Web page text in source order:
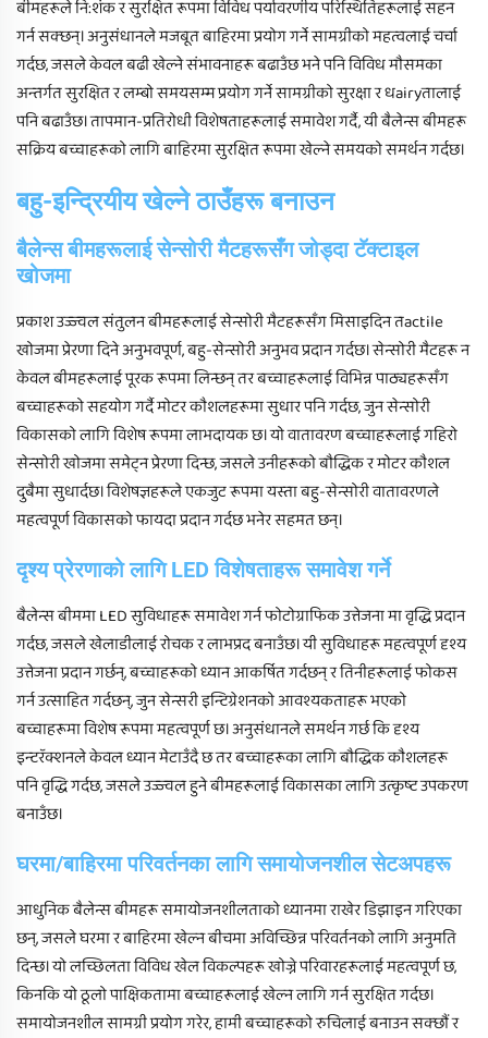
बीमहरूले नि:शंक र सुरक्षित रूपमा विविध पर्यावरणीय परिस्थितिहरूलाई सहन
गर्न सक्छन्। अनुसंधानले मजबूत बाहिरमा प्रयोग गर्ने सामग्रीको महत्वलाई चर्चा
गर्दछ, जसले केवल बढी खेल्ने संभावनाहरू बढाउँछ भने पनि विविध मौसमका
अन्तर्गत सुरक्षित र लम्बो समयसम्म प्रयोग गर्ने सामग्रीको सुरक्षा र धairyतालाई
पनि बढाउँछ। तापमान-प्रतिरोधी विशेषताहरूलाई समावेश गर्दै, यी बैलेन्स बीमहरू
सक्रिय बच्चाहरूको लागि बाहिरमा सुरक्षित रूपमा खेल्ने समयको समर्थन गर्दछ।
बहु-इन्द्रियीय खेल्ने ठाउँहरू बनाउन
बैलेन्स बीमहरूलाई सेन्सोरी मैटहरूसँग जोड्दा टॅक्टाइल
खोजमा
प्रकाश उज्ज्वल संतुलन बीमहरूलाई सेन्सोरी मैटहरूसँग मिसाइदिन तactile
खोजमा प्रेरणा दिने अनुभवपूर्ण, बहु-सेन्सोरी अनुभव प्रदान गर्दछ। सेन्सोरी मैटहरू न
केवल बीमहरूलाई पूरक रूपमा लिन्छन् तर बच्चाहरूलाई विभिन्न पाठ्यहरूसँग
बच्चाहरूको सहयोग गर्दै मोटर कौशलहरूमा सुधार पनि गर्दछ, जुन सेन्सोरी
विकासको लागि विशेष रूपमा लाभदायक छ। यो वातावरण बच्चाहरूलाई गहिरो
सेन्सोरी खोजमा समेट्न प्रेरणा दिन्छ, जसले उनीहरूको बौद्धिक र मोटर कौशल
दुबैमा सुधार्दछ। विशेषज्ञहरूले एकजुट रूपमा यस्ता बहु-सेन्सोरी वातावरणले
महत्वपूर्ण विकासको फायदा प्रदान गर्दछ भनेर सहमत छन्।
दृश्य प्रेरणाको लागि LED विशेषताहरू समावेश गर्ने
बैलेन्स बीममा LED सुविधाहरू समावेश गर्न फोटोग्राफिक उत्तेजना मा वृद्धि प्रदान
गर्दछ, जसले खेलाडीलाई रोचक र लाभप्रद बनाउँछ। यी सुविधाहरू महत्वपूर्ण दृश्य
उत्तेजना प्रदान गर्छन्, बच्चाहरूको ध्यान आकर्षित गर्दछन् र तिनीहरूलाई फोकस
गर्न उत्साहित गर्दछन्, जुन सेन्सरी इन्टिग्रेशनको आवश्यकताहरू भएको
बच्चाहरूमा विशेष रूपमा महत्वपूर्ण छ। अनुसंधानले समर्थन गर्छ कि दृश्य
इन्टरॅक्शनले केवल ध्यान मेटाउँदै छ तर बच्चाहरूका लागि बौद्धिक कौशलहरू
पनि वृद्धि गर्दछ, जसले उज्ज्वल हुने बीमहरूलाई विकासका लागि उत्कृष्ट उपकरण
बनाउँछ।
घरमा/बाहिरमा परिवर्तनका लागि समायोजनशील सेटअपहरू
आधुनिक बैलेन्स बीमहरू समायोजनशीलताको ध्यानमा राखेर डिझाइन गरिएका
छन्, जसले घरमा र बाहिरमा खेल्न बीचमा अविच्छिन्न परिवर्तनको लागि अनुमति
दिन्छ। यो लच्छिलता विविध खेल विकल्पहरू खोज्ने परिवारहरूलाई महत्वपूर्ण छ,
किनकि यो ठूलो पाक्षिकतामा बच्चाहरूलाई खेल्न लागि गर्न सुरक्षित गर्दछ।
समायोजनशील सामग्री प्रयोग गरेर, हामी बच्चाहरूको रुचिलाई बनाउन सक्छौं र